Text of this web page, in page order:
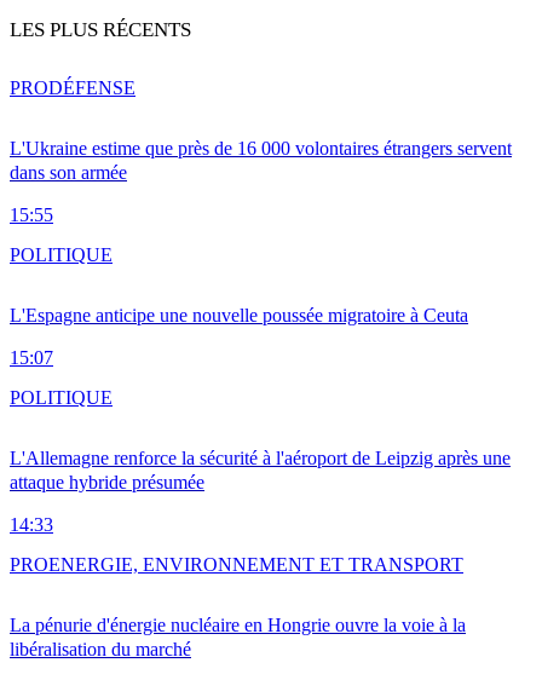
LES PLUS RÉCENTS
L'Ukraine estime que près de 16 000 volontaires étrangers servent
dans son armée
15:55
PRODÉFENSE
L'Espagne anticipe une nouvelle poussée migratoire à Ceuta
15:07
POLITIQUE
L'Allemagne renforce la sécurité à l'aéroport de Leipzig après une
attaque hybride présumée
14:33
POLITIQUE
La pénurie d'énergie nucléaire en Hongrie ouvre la voie à la
libéralisation du marché
PROENERGIE, ENVIRONNEMENT ET TRANSPORT